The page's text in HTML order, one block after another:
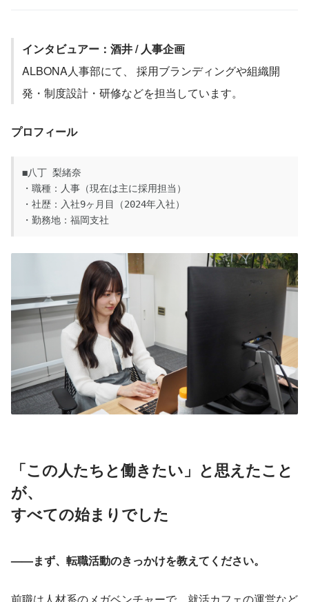
インタビュアー：酒井 / 人事企画
ALBONA人事部にて、 採用ブランディングや組織開
発・制度設計・研修などを担当しています。
プロフィール
◼︎八丁 梨緒奈
・職種：人事（現在は主に採用担当）
・社歴：入社9ヶ月目（2024年入社）
・勤務地：福岡支社
「この人たちと働きたい」と思えたこと
が、
すべての始まりでした
——まず、転職活動のきっかけを教えてください。
前職は人材系のメガベンチャーで、就活カフェの運営など